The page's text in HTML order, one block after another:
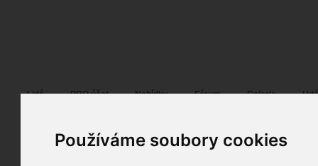
Používáme soubory cookies
Lidé PRO účet Nabídky Fórum Galerie